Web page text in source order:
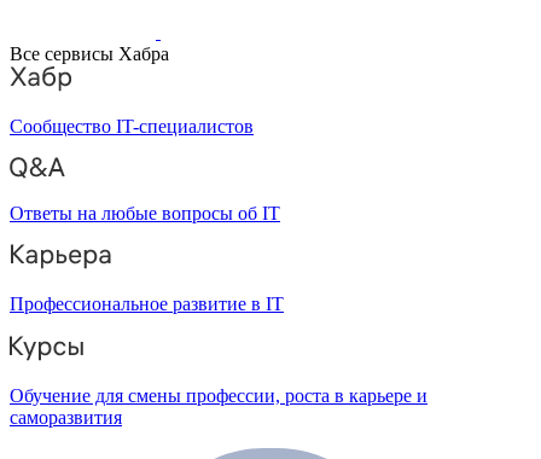
Все сервисы Хабра
Сообщество IT-специалистов
Ответы на любые вопросы об IT
Профессиональное развитие в IT
Обучение для смены профессии, роста в карьере и
саморазвития